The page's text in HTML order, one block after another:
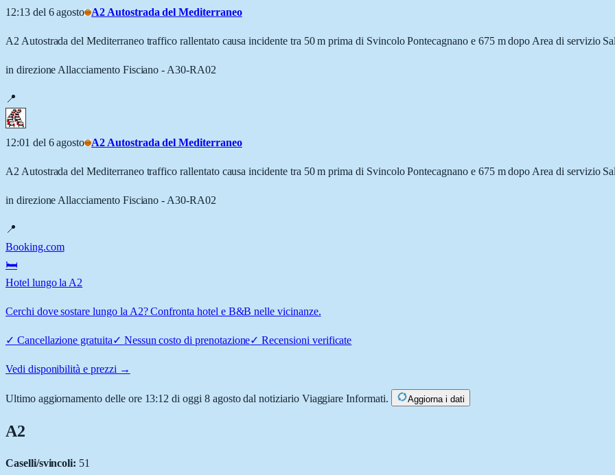
12:13 del 6 agosto A2 Autostrada del Mediterraneo
A2 Autostrada del Mediterraneo traffico rallentato causa incidente tra 50 m prima di Svincolo Pontecagnano e 675 m dopo Area di servizio
in direzione Allacciamento Fisciano - A30-RA02
📍
12:01 del 6 agosto A2 Autostrada del Mediterraneo
A2 Autostrada del Mediterraneo traffico rallentato causa incidente tra 50 m prima di Svincolo Pontecagnano e 675 m dopo Area di servizio
in direzione Allacciamento Fisciano - A30-RA02
📍
Booking.com
🛏️
Hotel lungo la A2
Cerchi dove sostare lungo la A2? Confronta hotel e B&B nelle vicinanze.
✓ Cancellazione gratuita✓ Nessun costo di prenotazione✓Recensioni verificate
Vedi disponibilità e prezzi →
Ultimo aggiornamento delle ore 13:12 di oggi 8 agosto dal notiziario Viaggiare Informati. Aggiorna i dati
A2
Caselli/svincoli: 51